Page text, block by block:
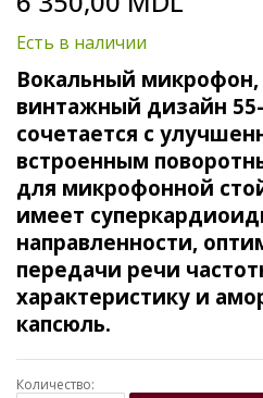
beginning
of
the
images
gallery
Есть в наличии
Вокальный микрофон,
винтажный дизайн
сочетается с
встроенным
для микрофонной
имеет
направленности,
передачи речи
характеристику и
капсюль.
Количество: